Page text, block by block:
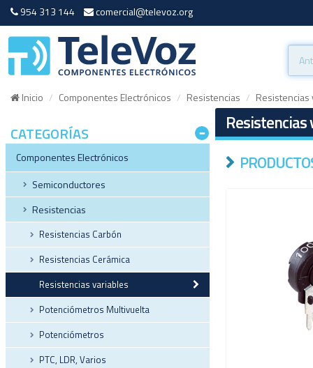
954 313 144 comercial@televoz.org
Inicio Componentes Electrónicos Resistencias Resistencias
CATEGORÍAS
Componentes Electrónicos
Semiconductores
Resistencias
Resistencias Carbón
Resistencias Cerámica
Resistencias variables
Potenciómetros Multivuelta
Potenciómetros
PTC, LDR, Varios
Resistencias